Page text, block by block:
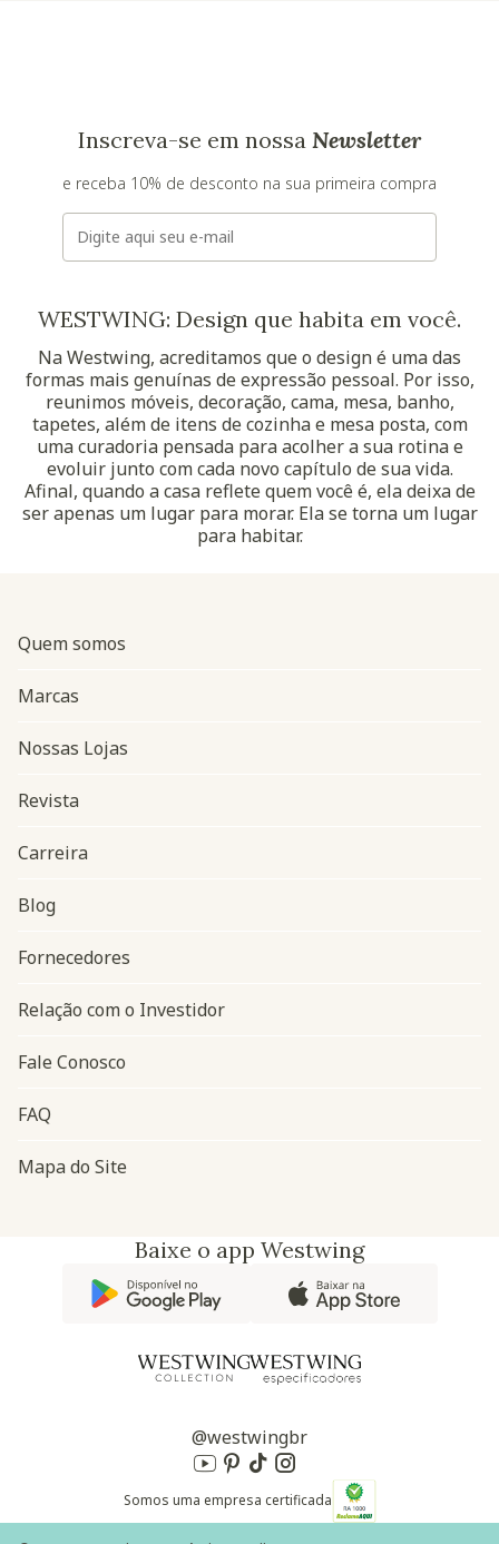
Inscreva-se em nossa Newsletter
e receba 10% de desconto na sua primeira compra
E-mail
WESTWING: Design que habita em você.
Na Westwing, acreditamos que o design é uma das
formas mais genuínas de expressão pessoal. Por isso,
reunimos móveis, decoração, cama, mesa, banho,
tapetes, além de itens de cozinha e mesa posta, com
uma curadoria pensada para acolher a sua rotina e
evoluir junto com cada novo capítulo de sua vida.
Afinal, quando a casa reflete quem você é, ela deixa de
ser apenas um lugar para morar. Ela se torna um lugar
para habitar.
Navegação do rodapé
Quem somos
Marcas
Nossas Lojas
Revista
Carreira
Blog
Fornecedores
Relação com o Investidor
Fale Conosco
FAQ
Mapa do Site
Baixe o app Westwing
@westwingbr
Somos uma empresa certificada